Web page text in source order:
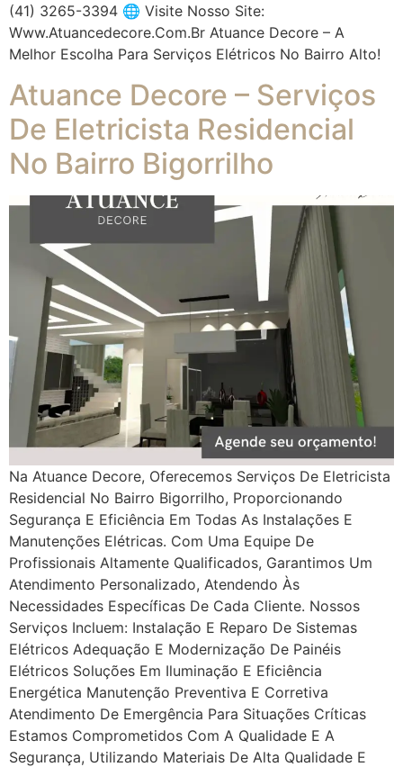
(41) 3265-3394 🌐 Visite Nosso Site:
Www.atuancedecore.com.br Atuance Decore – A
Melhor Escolha Para Serviços Elétricos No Bairro Alto!
Atuance Decore – Serviços
De Eletricista Residencial
No Bairro Bigorrilho
Na Atuance Decore, Oferecemos Serviços De Eletricista
Residencial No Bairro Bigorrilho, Proporcionando
Segurança E Eficiência Em Todas As Instalações E
Manutenções Elétricas. Com Uma Equipe De
Profissionais Altamente Qualificados, Garantimos Um
Atendimento Personalizado, Atendendo Às
Necessidades Específicas De Cada Cliente. Nossos
Serviços Incluem: Instalação E Reparo De Sistemas
Elétricos Adequação E Modernização De Painéis
Elétricos Soluções Em Iluminação E Eficiência
Energética Manutenção Preventiva E Corretiva
Atendimento De Emergência Para Situações Críticas
Estamos Comprometidos Com A Qualidade E A
Segurança, Utilizando Materiais De Alta Qualidade E